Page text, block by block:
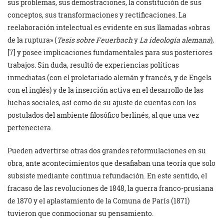
sus problemas, sus demostraciones, la constitución de sus
conceptos, sus transformaciones y rectificaciones. La
reelaboración intelectual es evidente en sus llamadas «obras
de la ruptura» (Tesis sobre FeuerbachyLa ideología alemana),
[7] y posee implicaciones fundamentales para sus posteriores
trabajos. Sin duda, resultó de experiencias políticas
inmediatas (con el proletariado alemán y francés, y de Engels
con el inglés) y de la inserción activa en el desarrollo de las
luchas sociales, así como de su ajuste de cuentas con los
postulados del ambiente filosófico berlinés, al que una vez
perteneciera.
Pueden advertirse otras dos grandes reformulaciones en su
obra, ante acontecimientos que desafiaban una teoría que solo
subsiste mediante continua refundación. En este sentido, el
fracaso de las revoluciones de 1848, la guerra franco-prusiana
de 1870 y el aplastamiento de la Comuna de París (1871)
tuvieron que conmocionar su pensamiento.